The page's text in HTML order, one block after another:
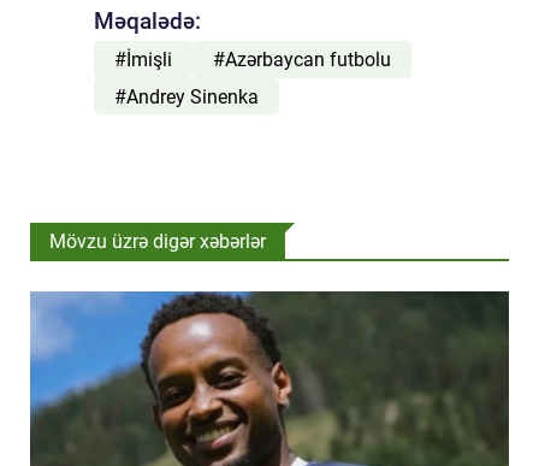
Məqalədə:
#İmişli
#Azərbaycan futbolu
#Andrey Sinenka
Mövzu üzrə digər xəbərlər